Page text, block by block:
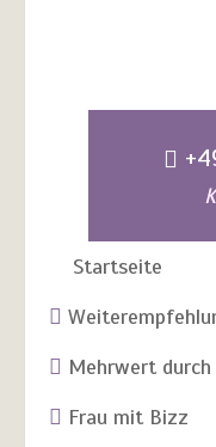
Startseite
Mehrwert
Frau mit Bizz